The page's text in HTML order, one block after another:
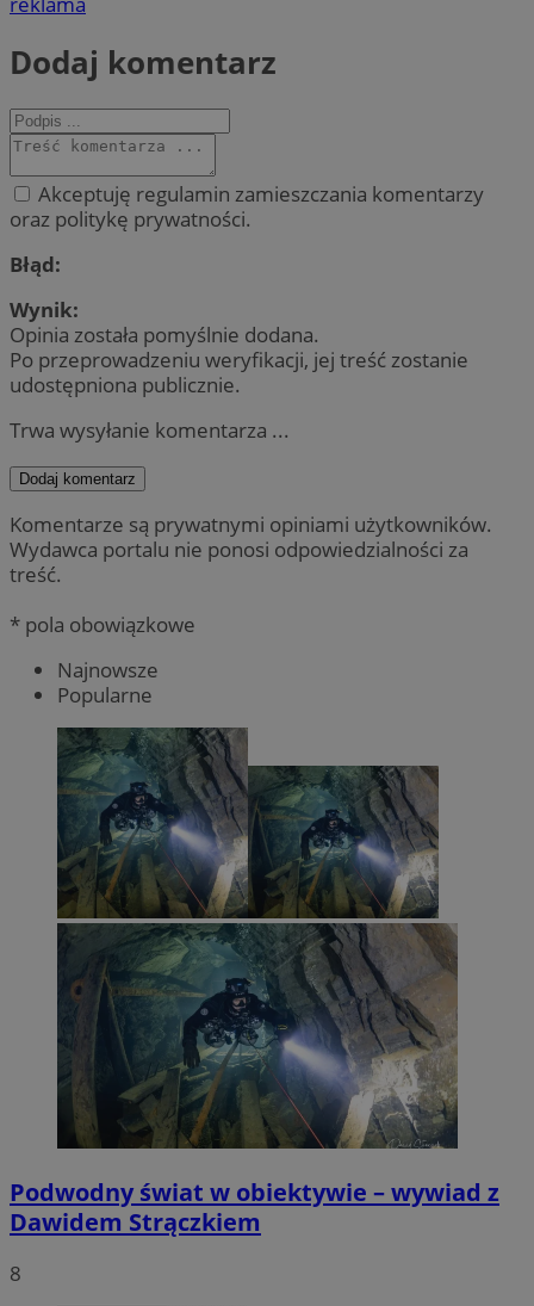
Dodaj komentarz
Akceptuję regulamin zamieszczania komentarzy
oraz politykę prywatności.
Błąd:
Wynik:
Opinia została pomyślnie dodana.
Po przeprowadzeniu weryfikacji, jej treść zostanie
udostępniona publicznie.
Trwa wysyłanie komentarza ...
Dodaj komentarz
Komentarze są prywatnymi opiniami użytkowników.
Wydawca portalu nie ponosi odpowiedzialności za
treść.
* pola obowiązkowe
Najnowsze
Popularne
Podwodny świat w obiektywie – wywiad z
Dawidem Strączkiem
8